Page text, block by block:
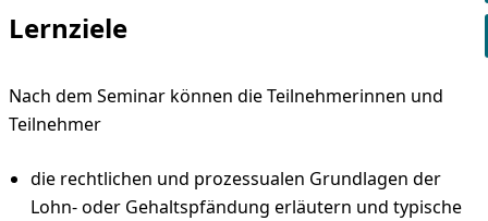
Lernziele
Nach dem Seminar können die Teilnehmerinnen und
Teilnehmer
die rechtlichen und prozessualen Grundlagen der
Lohn- oder Gehaltspfändung erläutern und typische